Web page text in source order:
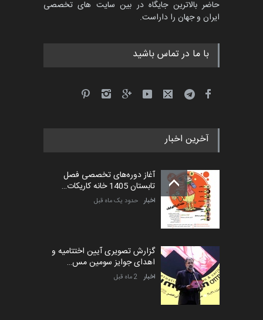
کارتون طنز «کلاه‌ای…
مهلت
حاضر بالاترین جایگاه در بین سایت های تخصصی
ایران و جهان را داراست.
با ما در تماس باشید
آخرین اخبار
آغاز دوره‌های تخصصی فصل
تابستان 1405 خانه کاریکات…
اخبار حدود یک ماه قبل
گزارش تصویری آیین اختتامیه و
اهدای جوایز سومین مس…
اخبار 2 ماه قبل